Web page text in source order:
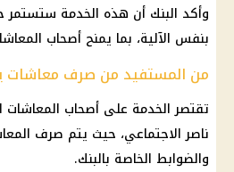
وأكد البنك أن هذه الخدمة ستستمر
بنفس الآلية، بما يمنح أصحاب
من المستفيد من صرف معاشات يونيو 2026
تقتصر الخدمة على أصحاب المعاشات
ناصر الاجتماعي، حيث يتم صرف
والضوابط الخاصة بالبنك.